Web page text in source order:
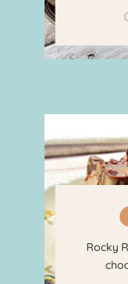
Rocky